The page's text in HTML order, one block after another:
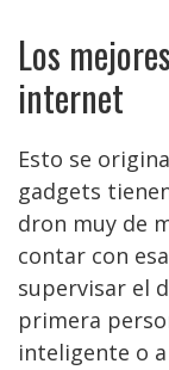
Los
internet
Esto se
gadgets
dron muy de
contar con
supervisar el
primera
inteligente o